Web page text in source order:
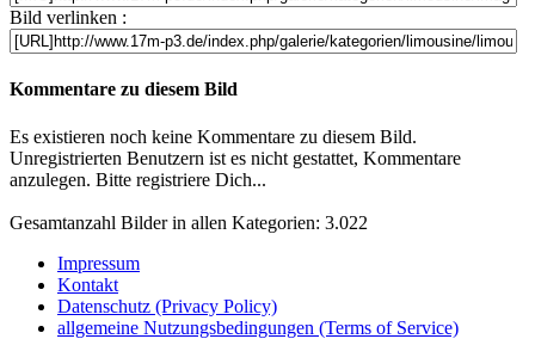
Bild verlinken :
Kommentare zu diesem Bild
Es existieren noch keine Kommentare zu diesem Bild.
Unregistrierten Benutzern ist es nicht gestattet, Kommentare
anzulegen. Bitte registriere Dich...
Gesamtanzahl Bilder in allen Kategorien: 3.022
Impressum
Kontakt
Datenschutz (Privacy Policy)
allgemeine Nutzungsbedingungen (Terms of Service)